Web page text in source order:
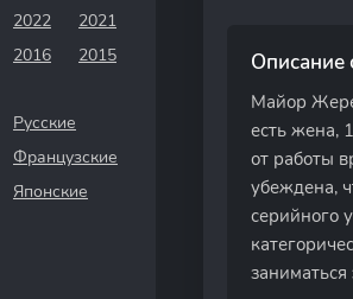
Описание
Майор
есть жена,
от работы
убеждена,
серийного
2022
2021
2016 2015
Русские
Французские
Японские